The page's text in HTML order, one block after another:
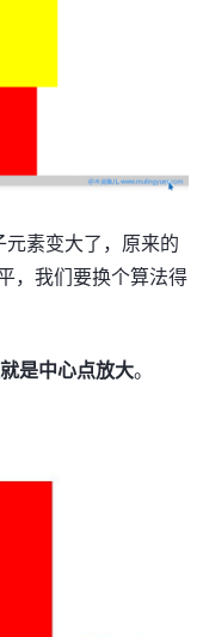
素变大了，原来的
，我们要换个算法得
是中心点放大。